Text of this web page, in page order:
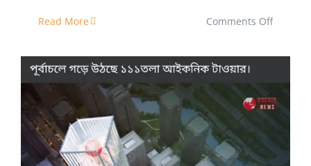
Read More Comments Offon
পাচ্ছে
আধুনিক
নতুন